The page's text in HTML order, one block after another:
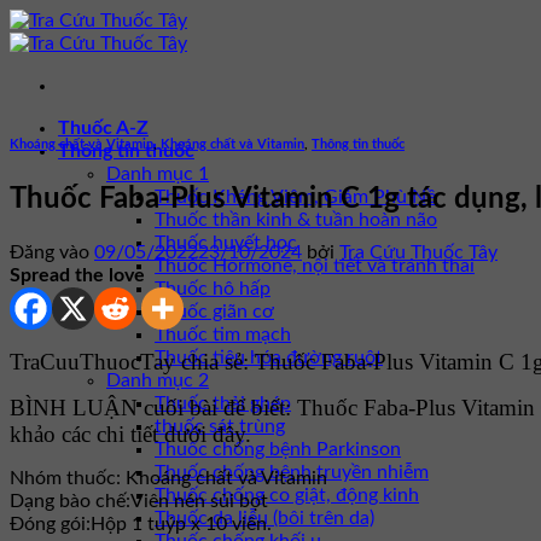
Bỏ
qua
dung
Thuốc A-Z
Thông tin thuốc
Danh mục 1
Thuốc Kháng Viêm, Giảm Phù Nề
Thuốc thần kinh & tuần hoàn não
Thuốc huyết học
Thuốc Hormone, nội tiết và tránh thai
Thuốc hô hấp
Thuốc giãn cơ
Thuốc tim mạch
Thuốc tiêu hóa đường ruột
Danh mục 2
Thuốc thải ghép
thuốc sát trùng
Thuốc chống bệnh Parkinson
Thuốc chống bệnh truyền nhiễm
Thuốc chống co giật, động kinh
Thuốc da liễu (bôi trên da)
Khoáng chất và Vitamin, Khoáng chất và Vitamin Thông tin thuốc
Thuốc Faba-Plus Vitamin C 1g tác dụng,
Đăng vào 09/05/202223/10/2024 bởi Tra Cứu Thuốc Tây
Spread the love
TraCuuThuocTay chia sẻ: Thuốc Faba-Plus Vitamin C
BÌNH LUẬN cuối bài để biết: Thuốc Faba-Plus
khảo các chi tiết dưới đây.
Nhóm thuốc: Khoáng chất và Vitamin
Dạng bào chế:Viên nén sủi bọt
Đóng gói: Hộp 1 tuýp x 10 viên.